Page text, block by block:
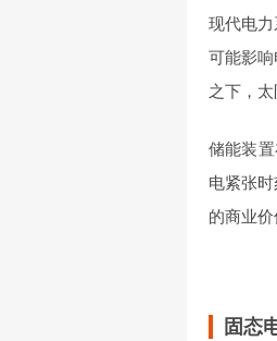
现代电
可能影
之下，
储能装
电紧张
的商业价
固态